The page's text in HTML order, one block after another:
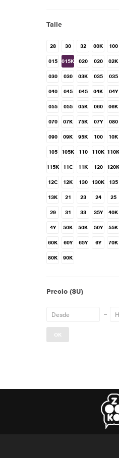
Talle
28 30 32 00K 100
015 015K 020 020 02K
030 030 03K 035 035
040 045 045 04K 04Y
055 055 05K 060 06K
070 07K 75K 07Y 080
090 09K 95K 100 10K
105 105K 110 110K 110K
115K 11C 11K 120 120K
12C 12K 130 130K 135
13K 21 23 24 25
29 31 33 35Y 40K
4Y 50K 50K 50Y 55K
60K 60Y 65Y 6Y 70K
80K 90K
Precio ($U)
OK